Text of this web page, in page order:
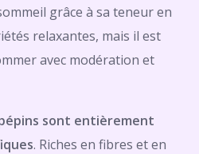
grâce à sa teneur en
relaxantes, mais il est
avec modération et
sont entièrement
. Riches en fibres et en